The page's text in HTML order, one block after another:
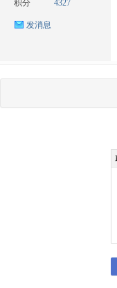
积分 4327
发消息